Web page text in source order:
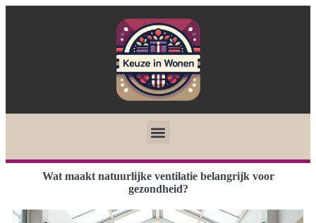
Wat maakt natuurlijke ventilatie belangrijk voor
gezondheid?